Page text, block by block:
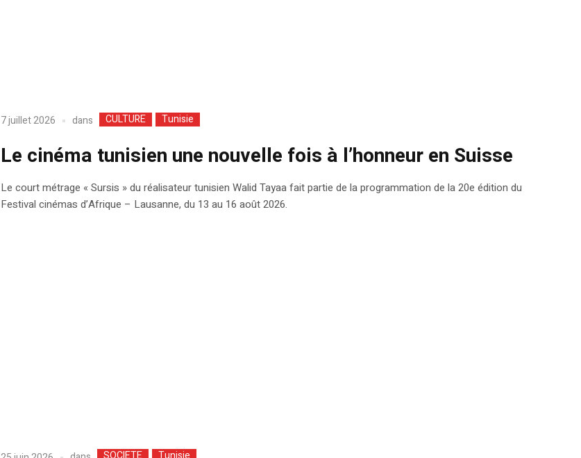
7 juillet 2026 dans CULTURE Tunisie
Le cinéma tunisien une nouvelle fois à l’honneur en Suisse
Le court métrage « Sursis » du réalisateur tunisien Walid Tayaa fait partie de la programmation de la 20e édition du
Festival cinémas d’Afrique – Lausanne, du 13 au 16 août 2026.